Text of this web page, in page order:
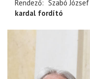
Rendező
Szabó József
kardal fordító